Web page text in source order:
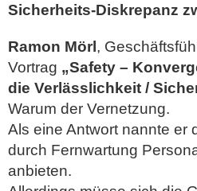
Sicherheits-Diskrepanz
Ramon Mörl ,
Vortrag „Safety –
die Verlässlichkeit /
Warum der Vernetzung.
Als eine Antwort nannte er
durch Fernwartung
anbieten.